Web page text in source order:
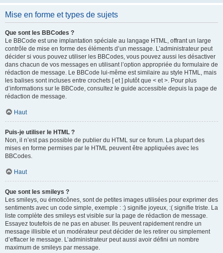
Mise en forme et types de sujets
Que sont les BBCodes ?
Le BBCode est une implantation spéciale au langage HTML, offrant un large
contrôle de mise en forme des éléments d’un message. L’administrateur peut
décider si vous pouvez utiliser les BBCodes, vous pouvez aussi les désactiver
dans chacun de vos messages en utilisant l’option appropriée du formulaire de
rédaction de message. Le BBCode lui-même est similaire au style HTML, mais
les balises sont incluses entre crochets [ et ] plutôt que < et >. Pour plus
d’informations sur le BBCode, consultez le guide accessible depuis la page de
rédaction de message.
Haut
Puis-je utiliser le HTML ?
Non, il n’est pas possible de publier du HTML sur ce forum. La plupart des
mises en forme permises par le HTML peuvent être appliquées avec les
BBCodes.
Haut
Que sont les smileys ?
Les smileys, ou émoticônes, sont de petites images utilisées pour exprimer des
sentiments avec un code simple, exemple : :) signifie joyeux, :( signifie triste. La
liste complète des smileys est visible sur la page de rédaction de message.
Essayez toutefois de ne pas en abuser. Ils peuvent rapidement rendre un
message illisible et un modérateur peut décider de les retirer ou simplement
d’effacer le message. L’administrateur peut aussi avoir défini un nombre
maximum de smileys par message.